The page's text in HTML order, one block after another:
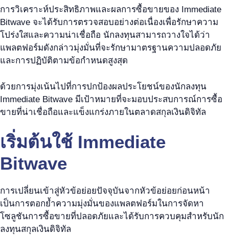
การวิเคราะห์ประสิทธิภาพและผลการซื้อขายของ Immediate
Bitwave จะได้รับการตรวจสอบอย่างต่อเนื่องเพื่อรักษาความ
โปร่งใสและความน่าเชื่อถือ นักลงทุนสามารถวางใจได้ว่า
แพลตฟอร์มดังกล่าวมุ่งมั่นที่จะรักษามาตรฐานความปลอดภัย
และการปฏิบัติตามข้อกำหนดสูงสุด
ด้วยการมุ่งเน้นไปที่การปกป้องผลประโยชน์ของนักลงทุน
Immediate Bitwave มีเป้าหมายที่จะมอบประสบการณ์การซื้อ
ขายที่น่าเชื่อถือและแข็งแกร่งภายในตลาดสกุลเงินดิจิทัล
เริ่มต้นใช้ Immediate
Bitwave
การเปลี่ยนเข้าสู่หัวข้อย่อยปัจจุบันจากหัวข้อย่อยก่อนหน้า
เป็นการตอกย้ำความมุ่งมั่นของแพลตฟอร์มในการจัดหา
โซลูชันการซื้อขายที่ปลอดภัยและได้รับการควบคุมสำหรับนัก
ลงทุนสกุลเงินดิจิทัล